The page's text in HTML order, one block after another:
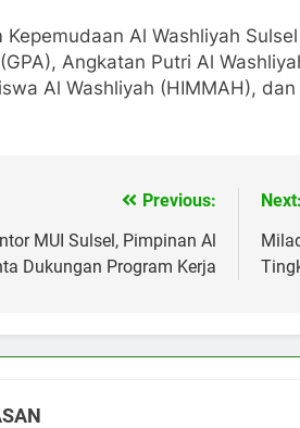
Kepemudaan Al Washliyah
Angkatan Putri Al
Al Washliyah (HIMMAH),
Previous:
MUI Sulsel, Pimpinan Al
Dukungan Program Kerja
Next: